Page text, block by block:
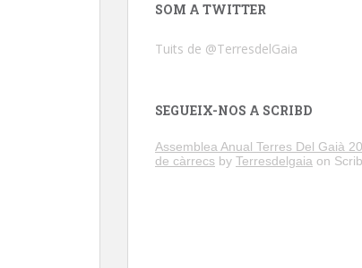
SOM A TWITTER
Tuits de @TerresdelGaia
SEGUEIX-NOS A SCRIBD
Assemblea Anual Terres Del Gaià
de càrrecs by Terresdelgaia on